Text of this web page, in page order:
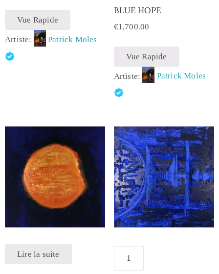
Vue Rapide
Artiste: Patrick Moles
BLUE HOPE
€1,700.00
Vue Rapide
Artiste: Patrick Moles
Lire la suite